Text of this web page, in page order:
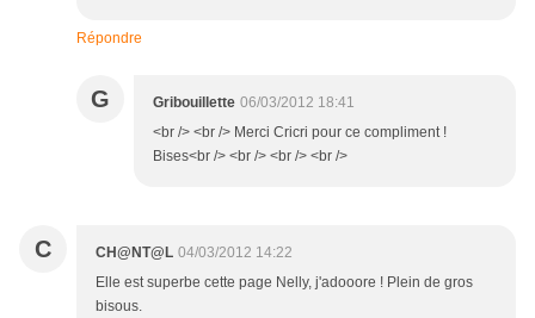
Répondre
G Gribouillette 06/03/2012 18:41
<br /> <br /> Merci Cricri pour ce compliment !
Bises<br /> <br /> <br /> <br />
C CH@NT@L 04/03/2012 14:22
Elle est superbe cette page Nelly, j'adooore ! Plein de gros
bisous.